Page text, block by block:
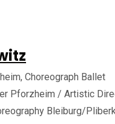
Choreograph Ballet
Pforzheim / Artistic
Bleiburg/